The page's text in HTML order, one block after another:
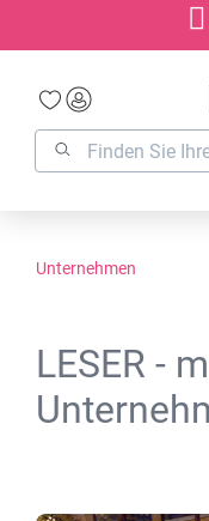
Unternehmen
LESER -